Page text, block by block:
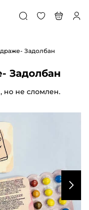
Задолбан
Задолбан
но не сломлен.